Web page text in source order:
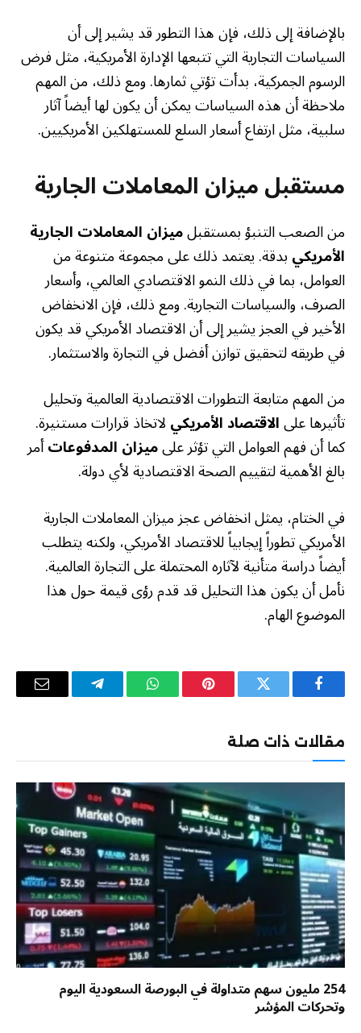
بالإضافة إلى ذلك، فإن هذا التطور قد يشير إلى أن
السياسات التجارية التي تتبعها الإدارة الأمريكية، مثل فرض
الرسوم الجمركية، بدأت تؤتي ثمارها. ومع ذلك، من المهم
ملاحظة أن هذه السياسات يمكن أن يكون لها أيضاً آثار
سلبية، مثل ارتفاع أسعار السلع للمستهلكين الأمريكيين.
مستقبل ميزان المعاملات الجارية
من الصعب التنبؤ بمستقبلميزان المعاملات الجارية
الأمريكيبدقة. يعتمد ذلك على مجموعة متنوعة من
العوامل، بما في ذلك النمو الاقتصادي العالمي، وأسعار
الصرف، والسياسات التجارية. ومع ذلك، فإن الانخفاض
الأخير في العجز يشير إلى أن الاقتصاد الأمريكي قد يكون
في طريقه لتحقيق توازن أفضل في التجارة والاستثمار.
من المهم متابعة التطورات الاقتصادية العالمية وتحليل
تأثيرها علىالاقتصاد الأمريكيلاتخاذ قرارات مستنيرة.
كما أن فهم العوامل التي تؤثر علىميزان المدفوعاتأمر
بالغ الأهمية لتقييم الصحة الاقتصادية لأي دولة.
في الختام، يمثل انخفاض عجز ميزان المعاملات الجارية
الأمريكي تطوراً إيجابياً للاقتصاد الأمريكي، ولكنه يتطلب
أيضاً دراسة متأنية لآثاره المحتملة على التجارة العالمية.
نأمل أن يكون هذا التحليل قد قدم رؤى قيمة حول هذا
الموضوع الهام.
فيسبوك تويتر بينتيريستواتساب تيلقرام
البريد
مقالات ذات صلة
254 مليون سهم متداولة في البورصة السعودية اليوم
وتحركات المؤشر